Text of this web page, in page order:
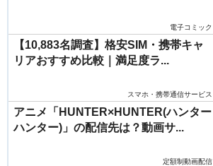
電子コミック
【10,883名調査】格安SIM・携帯キャ
リアおすすめ比較｜満足度ラ...
スマホ・携帯通信サービス
アニメ「HUNTER×HUNTER(ハンター
ハンター)」の配信先は？動画サ...
定額制動画配信